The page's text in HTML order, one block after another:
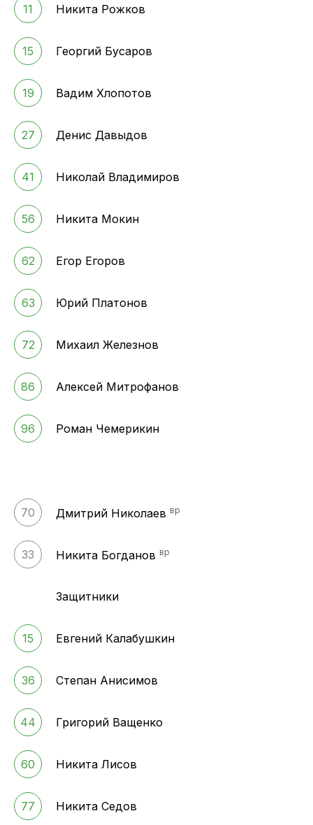
11 Никита Рожков
15 Георгий Бусаров
19 Вадим Хлопотов
27 Денис Давыдов
41 Николай Владимиров
56 Никита Мокин
62 Егор Егоров
63 Юрий Платонов
72 Михаил Железнов
86 Алексей Митрофанов
96 Роман Чемерикин
70 Дмитрий Николаев вр
33 Никита Богданов вр
Защитники
15 Евгений Калабушкин
36 Степан Анисимов
44 Григорий Ващенко
60 Никита Лисов
77 Никита Седов